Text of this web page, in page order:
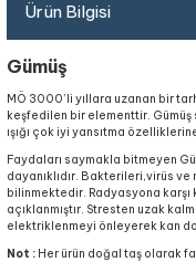
Ürün Bilgisi
Gümüş
MÖ 3000’li yıllara uzanan bir
keşfedilen bir elementtir.
ışığı çok iyi yansıtma
Faydaları saymakla bitmeyen
dayanıklıdır. Bakterileri,virüs
bilinmektedir. Radyasyona karşı
açıklanmıştır. Stresten uzak
elektriklenmeyi önleyerek kan
Not : Her ürün doğal taş olarak